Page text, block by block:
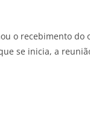
o recebimento do
se inicia, a